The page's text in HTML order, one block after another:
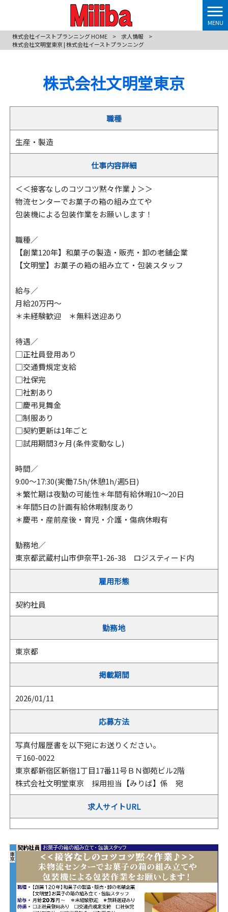
MENU
株式会社イーストプランニング HOME
> 求人情報
>
株式会社文明堂東京 | 株式会社イーストプランニング
株式会社文明堂東京
職種
生産・製造
仕事内容詳細
＜＜接客なしのコツコツ黙々作業♪＞＞
物流センターでお菓子の箱の組み立てや
包装機による包装作業をお願いします！
職種／
【創業120年】和菓子の製造・販売・卸の老舗企業
【文明堂】お菓子の箱の組み立て・包装スタッフ
給与／
月給20万円～
＊未経験歓迎 ＊無料送迎あり
待遇／
□正社員登用あり
□交通費規定支給
□社保完
□社割あり
□慶弔見舞金
□制服あり
□契約更新は1年ごと
□試用期間3ヶ月(条件変動なし)
時間／
9:00～17:30(実働7.5h/休憩1h/週5日)
＊繁忙期は夜勤の可能性＊年間有給休暇10～20日
＊年間5日の計画有給休暇制度あり
＊慶弔・産前産後・育児・介護・傷病休暇有
勤務地／
東京都武蔵村山市伊奈平1-26-38 ロジスティード内
雇用形態
契約社員
勤務地
東京都
掲載期間
2026/01/11
応募方法
写真付履歴書を以下宛にお送りください。
〒160-0022
東京都新宿区新宿1丁目17番11号ＢＮ御苑ビル2階
株式会社文明堂東京 採用担当【みりば】係 宛
求人サイトURL